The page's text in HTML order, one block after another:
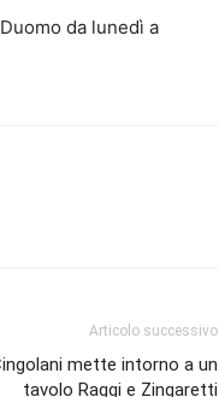
da lunedì a
Articolo successivo
mette intorno a un
tavolo Raggi e Zingaretti